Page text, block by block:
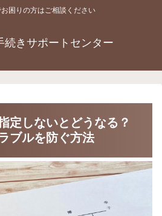
困りの方はご相談ください
続きサポートセンター
定しないとどうなる？
ブルを防ぐ方法